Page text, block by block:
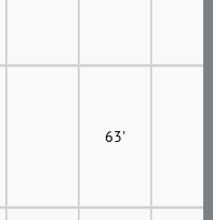
63'